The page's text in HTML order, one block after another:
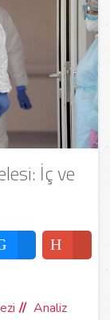
İç ve
Analiz